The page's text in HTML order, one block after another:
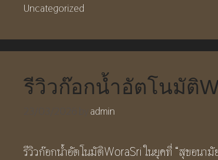
Categories
Uncategorized
รีวิวก๊อกน้ำอัตโนมัติ
by admin
รีวิวก๊อกน้ำอัตโนมัติWoraSri ในยุคที่ “สุขอนามั